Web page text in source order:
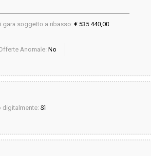
gara soggetto a ribasso: € 535.440,00
Anomale: No
digitalmente: Sì